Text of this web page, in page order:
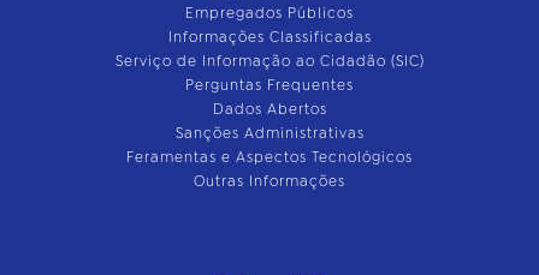
Empregados Públicos
Informações Classificadas
Serviço de Informação ao Cidadão (SIC)
Perguntas Frequentes
Dados Abertos
Sanções Administrativas
Feramentas e Aspectos Tecnológicos
Outras Informações